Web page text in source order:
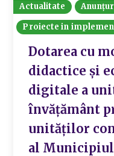
Actualitate
Proiecte in
Dotarea cu
didactice și
digitale a
învățământ
unităților
al